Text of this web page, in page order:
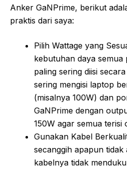
Anker GaNPrime, berikut
praktis dari saya:
Pilih Wattage yang
kebutuhan daya
paling sering diisi
sering mengisi laptop
(misalnya 100W) dan
GaNPrime dengan
150W agar semua terisi
Gunakan Kabel
secanggih apapun tidak
kabelnya tidak